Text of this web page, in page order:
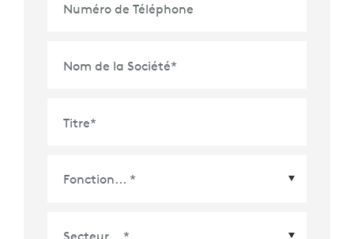
Numéro de Téléphone
Nom de la Société*
Titre*